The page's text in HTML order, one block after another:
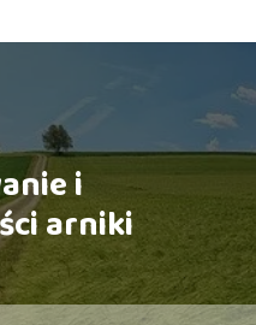
i
arniki